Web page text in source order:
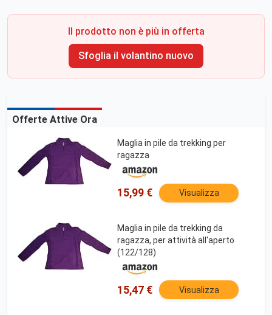
Il prodotto non è più in offerta
Sfoglia il volantino nuovo
Offerte Attive Ora
Maglia in pile da trekking per
ragazza
15,99 € Visualizza
Maglia in pile da trekking da
ragazza, per attività all'aperto
(122/128)
15,47 € Visualizza